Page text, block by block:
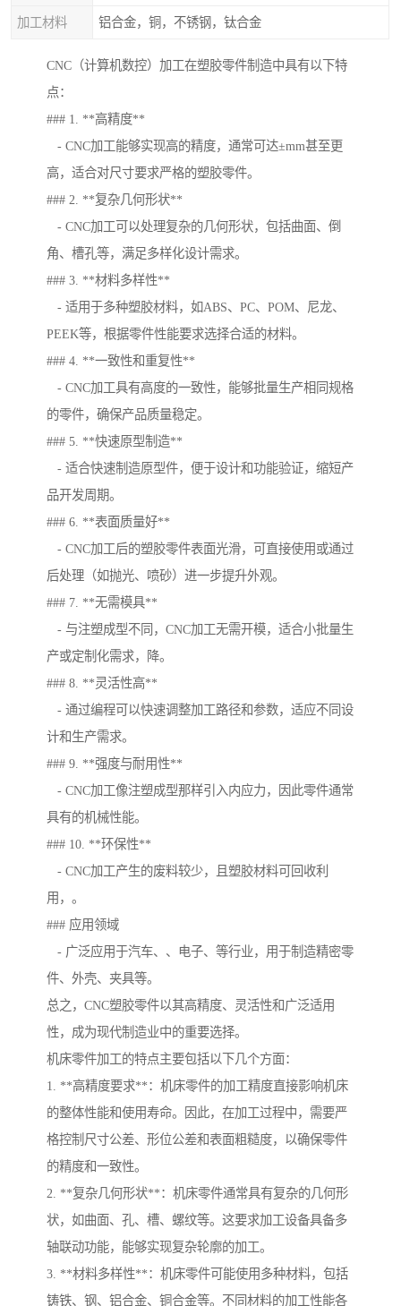
加工材料 铝合金，铜，不锈钢，钛合金
CNC（计算机数控）加工在塑胶零件制造中具有以下特
点：
### 1. **高精度**
- CNC加工能够实现高的精度，通常可达±mm甚至更
高，适合对尺寸要求严格的塑胶零件。
### 2. **复杂几何形状**
- CNC加工可以处理复杂的几何形状，包括曲面、倒
角、槽孔等，满足多样化设计需求。
### 3. **材料多样性**
- 适用于多种塑胶材料，如ABS、PC、POM、尼龙、
PEEK等，根据零件性能要求选择合适的材料。
### 4. **一致性和重复性**
- CNC加工具有高度的一致性，能够批量生产相同规格
的零件，确保产品质量稳定。
### 5. **快速原型制造**
- 适合快速制造原型件，便于设计和功能验证，缩短产
品开发周期。
### 6. **表面质量好**
- CNC加工后的塑胶零件表面光滑，可直接使用或通过
后处理（如抛光、喷砂）进一步提升外观。
### 7. **无需模具**
- 与注塑成型不同，CNC加工无需开模，适合小批量生
产或定制化需求，降。
### 8. **灵活性高**
- 通过编程可以快速调整加工路径和参数，适应不同设
计和生产需求。
### 9. **强度与耐用性**
- CNC加工像注塑成型那样引入内应力，因此零件通常
具有的机械性能。
### 10. **环保性**
- CNC加工产生的废料较少，且塑胶材料可回收利
用，。
### 应用领域
- 广泛应用于汽车、、电子、等行业，用于制造精密零
件、外壳、夹具等。
总之，CNC塑胶零件以其高精度、灵活性和广泛适用
性，成为现代制造业中的重要选择。
机床零件加工的特点主要包括以下几个方面：
1. **高精度要求**：机床零件的加工精度直接影响机床
的整体性能和使用寿命。因此，在加工过程中，需要严
格控制尺寸公差、形位公差和表面粗糙度，以确保零件
的精度和一致性。
2. **复杂几何形状**：机床零件通常具有复杂的几何形
状，如曲面、孔、槽、螺纹等。这要求加工设备具备多
轴联动功能，能够实现复杂轮廓的加工。
3. **材料多样性**：机床零件可能使用多种材料，包括
铸铁、钢、铝合金、铜合金等。不同材料的加工性能各